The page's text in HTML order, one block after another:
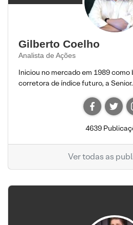
Gilberto Coelho
Analista de Ações
Iniciou no mercado em 1989 como
corretora de índice futuro, a
4639
Ver todas as